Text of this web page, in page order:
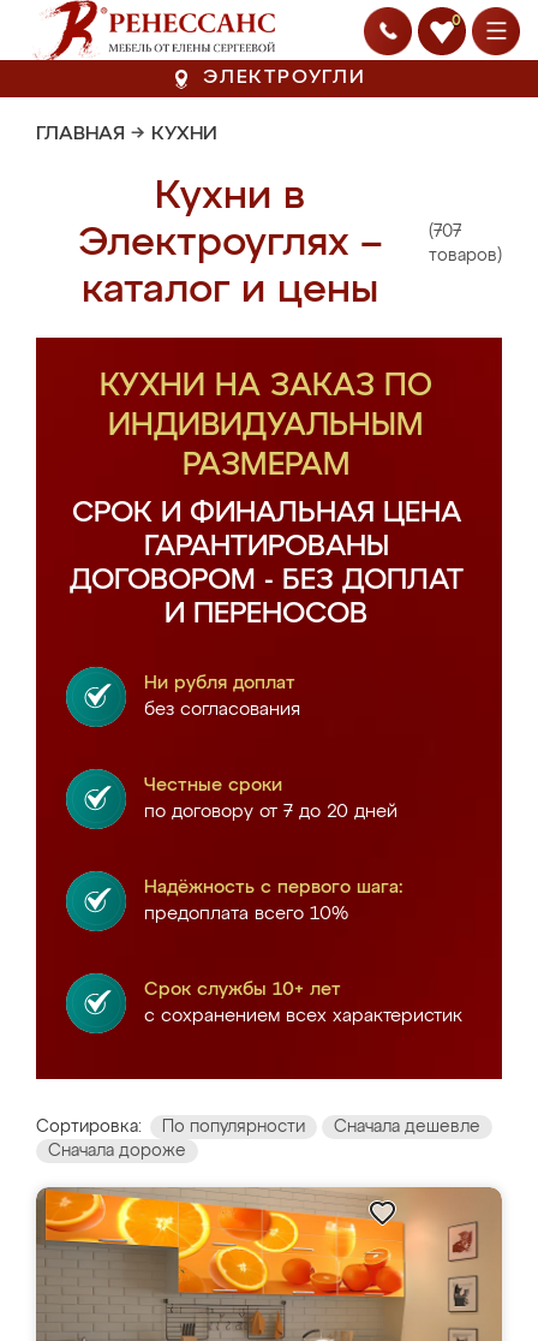
0
ЭЛЕКТРОУГЛИ
ГЛАВНАЯ → КУХНИ
Кухни в
Электроуглях –
каталог и цены
(707
товаров)
КУХНИ НА ЗАКАЗ ПО
ИНДИВИДУАЛЬНЫМ
РАЗМЕРАМ
СРОК И ФИНАЛЬНАЯ ЦЕНА
ГАРАНТИРОВАНЫ
ДОГОВОРОМ - БЕЗ ДОПЛАТ
И ПЕРЕНОСОВ
Ни рубля доплат
без согласования
Честные сроки
по договору от 7 до 20 дней
Надёжность с первого шага:
предоплата всего 10%
Срок службы 10+ лет
с сохранением всех характеристик
Сортировка: По популярности
Сначала дешевле
Сначала дороже